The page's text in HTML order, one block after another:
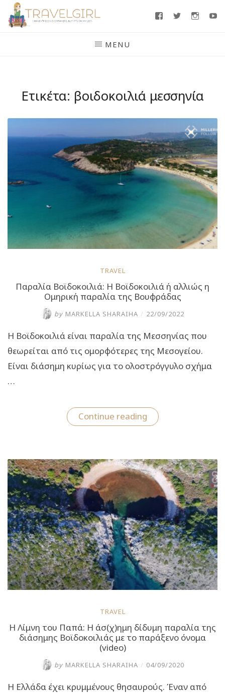
Skip
FacebookTwitter
MENU
Ετικέτα: βοιδοκοιλιά μεσσηνία
TRAVEL
Παραλία Βοϊδοκοιλιά: Η Βοϊδοκοιλιά ή αλλιώς η
Ομηρική παραλία της Βουφράδας
by MARKELLA SHARAIHA / 22/09/2022
Η Βοϊδοκοιλιά είναι παραλία της Μεσσηνίας που
θεωρείται από τις ομορφότερες της Μεσογείου.
Είναι διάσημη κυρίως για το ολοστρόγγυλο σχήμα
…
Continue reading“Παραλία
Βοϊδοκοιλιά:
αλλιώς
η
Ομηρική
παραλία
της
Βουφράδας”
TRAVEL
Η Λίμνη του Παπά: Η άσ(χ)ημη δίδυμη παραλία της
διάσημης Βοϊδοκοιλιάς με το παράξενο όνομα
(video)
by MARKELLA SHARAIHA / 04/09/2020
Η Ελλάδα έχει κρυμμένους θησαυρούς. Έναν από